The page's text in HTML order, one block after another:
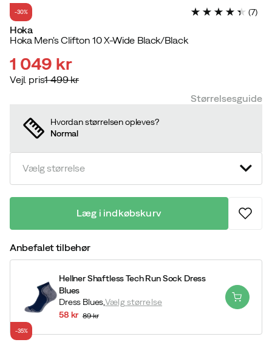
-30% (7)
Hoka
Hoka Men's Clifton 10 X-Wide Black/Black
discounted
1 049 kr
original
Vejl. pris1 499 kr
Størrelsesguide
Hvordan størrelsen opleves?
Normal
Vælg størrelse
Læg i indkøbskurv
Anbefalet tilbehør
Hellner Shaftless Tech Run Sock Dress
Blues
Dress Blues,Vælg størrelse
58 kr 89 kr
-35%